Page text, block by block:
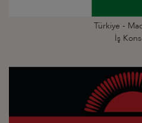
Türkiye -
İş